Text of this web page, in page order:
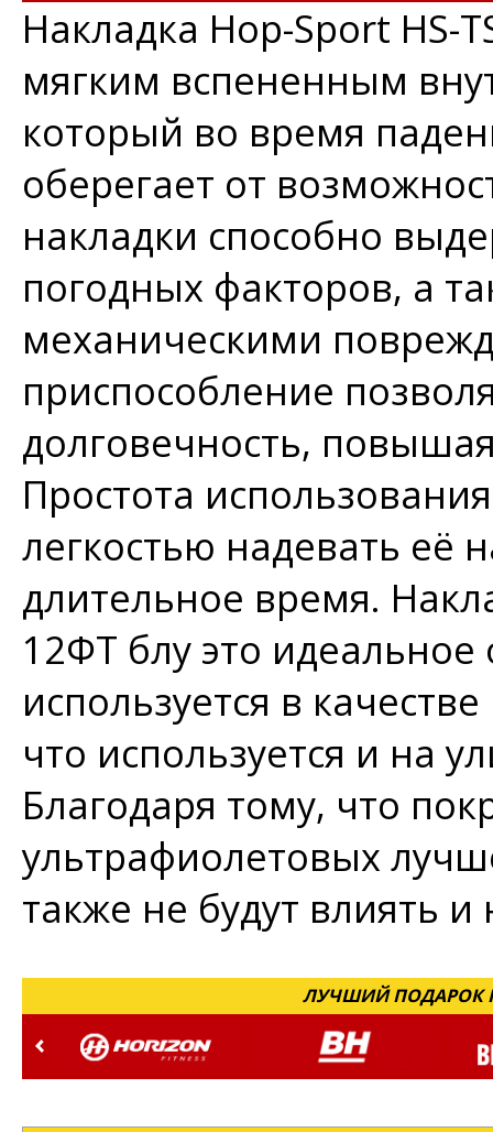
Накладка Hop-Sport HS-
мягким вспененным
который во время
оберегает от
накладки способно
погодных факторов, а
механическими
приспособление
долговечность,
Простота
легкостью надевать её
длительное время.
12ФТ блу это
используется в
что используется и на
Благодаря тому, что
ультрафиолетовых
также не будут влиять
ЛУЧШИЙ ПОДАРОК